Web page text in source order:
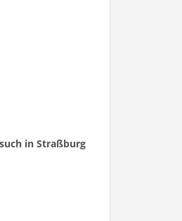
in Straßburg